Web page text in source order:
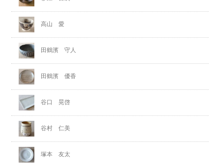
高山 愛
田鶴濱 守人
田鶴濱 優香
谷口 晃啓
谷村 仁美
塚本 友太